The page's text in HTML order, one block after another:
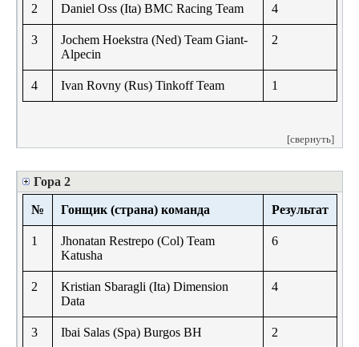
2 Daniel Oss (Ita) BMC Racing Team 4
3
Jochem Hoekstra (Ned) Team Giant-
Alpecin
2
4 Ivan Rovny (Rus) Tinkoff Team 1
[свернуть]
Гора 2
№ Гонщик (страна) команда Результат
1
Jhonatan Restrepo (Col) Team
Katusha
6
2
Kristian Sbaragli (Ita) Dimension
Data
4
3 Ibai Salas (Spa) Burgos BH 2